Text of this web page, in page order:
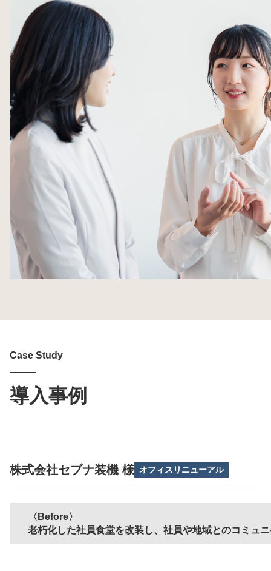
Case Study
導入事例
株式会社セブナ装機 様 オフィスリニューアル
Before
老朽化した社員食堂を改装し、社員や地域とのコミュ